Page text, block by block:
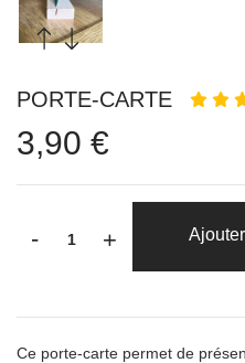
PORTE-CARTE
3,90 €
- +
Ce porte-carte permet de